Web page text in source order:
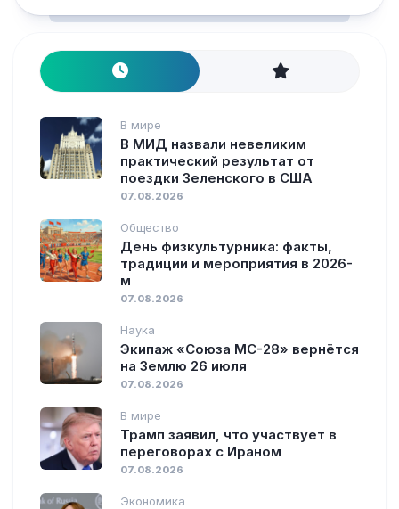
В мире
В МИД назвали невеликим
практический результат от
поездки Зеленского в США
07.08.2026
Общество
День физкультурника: факты,
традиции и мероприятия в 2026-
м
07.08.2026
Наука
Экипаж «Союза МС-28» вернётся
на Землю 26 июля
07.08.2026
В мире
Трамп заявил, что участвует в
переговорах с Ираном
07.08.2026
Экономика